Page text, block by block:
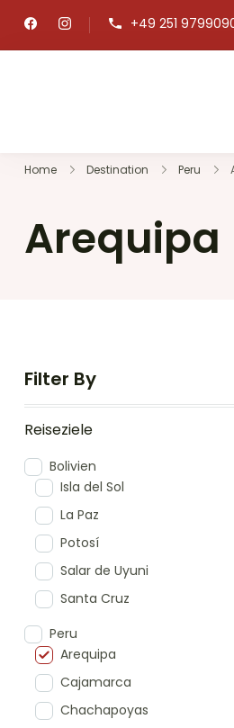
+49 251
Home Destination Peru
Arequipa
Filter By
Reiseziele
Bolivien
Isla del Sol
La Paz
Potosí
Salar de Uyuni
Santa Cruz
Peru
Arequipa
Cajamarca
Chachapoyas